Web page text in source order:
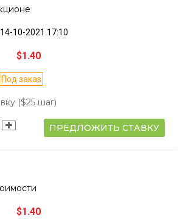
14-10-2021 17:10
$1.40
Под заказ
($25 шаг)
ПРЕДЛОЖИТЬ СТАВКУ
$1.40